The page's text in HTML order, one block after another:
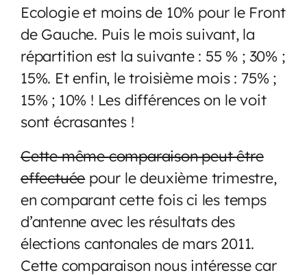
Ecologie et moins de 10% pour le Front
de Gauche. Puis le mois suivant, la
répartition est la suivante : 55 % ; 30% ;
15%. Et enfin, le troisième mois : 75% ;
15% ; 10% ! Les différences on le voit
sont écrasantes !
Cette même comparaison peut être
effectuéepour le deuxième trimestre,
en comparant cette fois ci les temps
d’antenne avec les résultats des
élections cantonales de mars 2011.
Cette comparaison nous intéresse car